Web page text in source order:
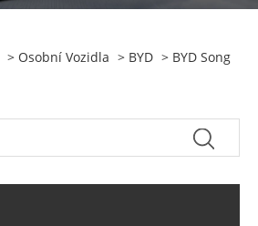
> Osobní Vozidla > BYD > BYD Song